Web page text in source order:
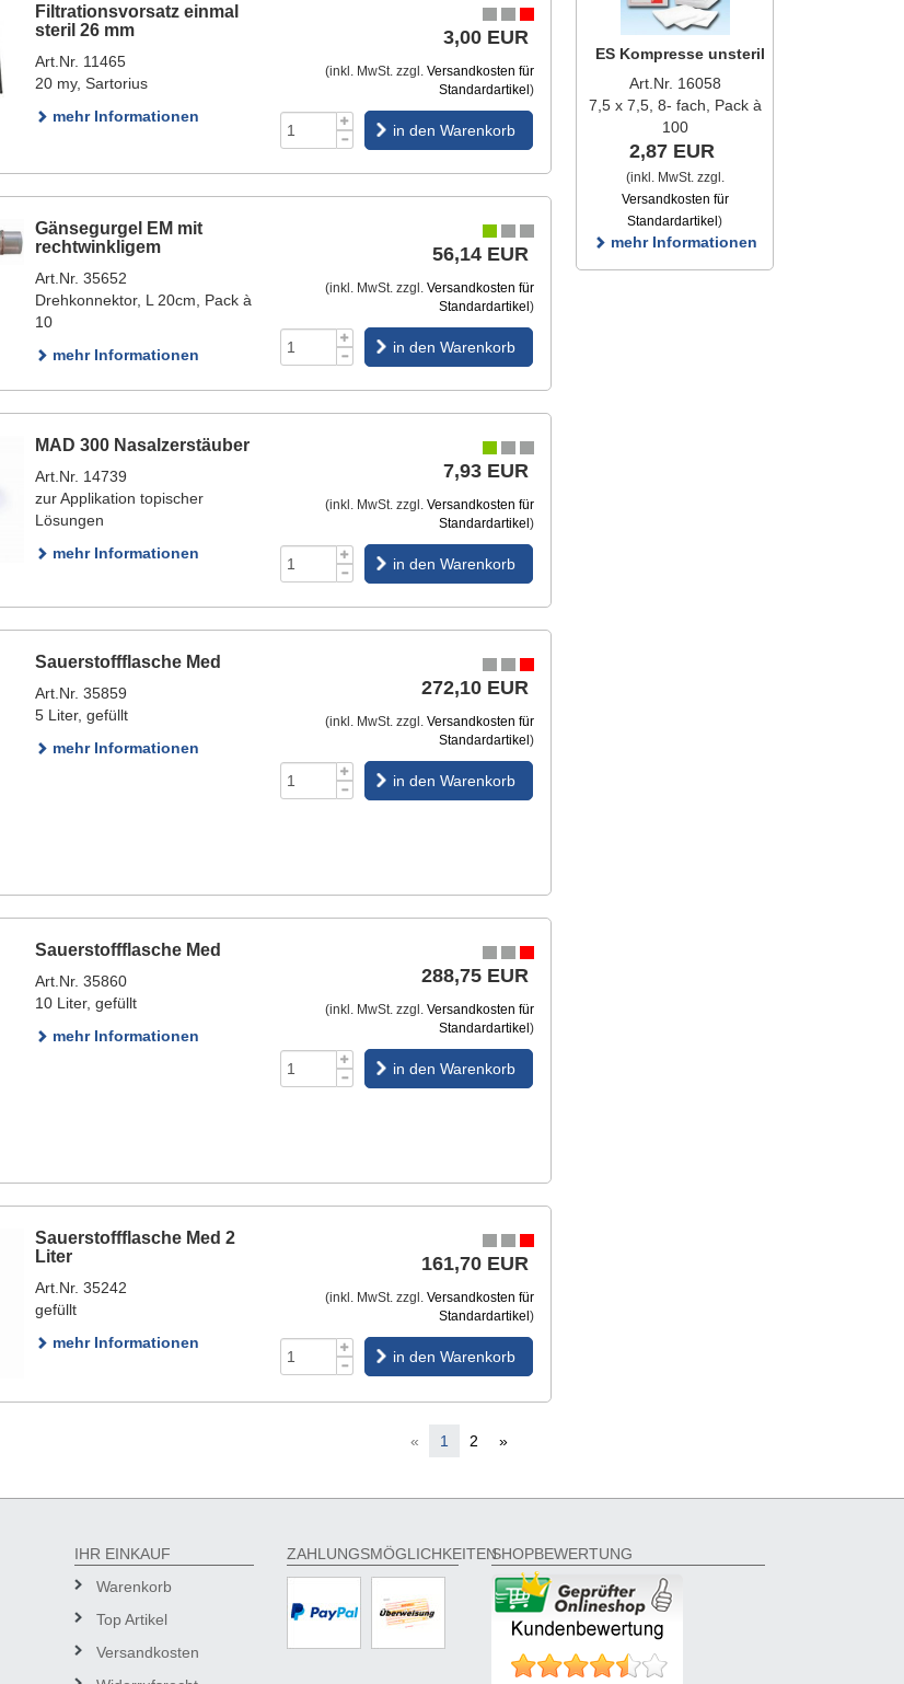
Filtrationsvorsatz einmal
steril 26 mm
Art.Nr. 11465
20 my, Sartorius
mehr Informationen
3,00 EUR
(inkl. MwSt. zzgl. Versandkosten für
Standardartikel )
in den Warenkorb
Gänsegurgel EM mit
rechtwinkligem
Art.Nr. 35652
Drehkonnektor, L 20cm, Pack à
10
mehr Informationen
56,14 EUR
(inkl. MwSt. zzgl. Versandkosten für
Standardartikel )
in den Warenkorb
MAD 300 Nasalzerstäuber
Art.Nr. 14739
zur Applikation topischer
Lösungen
mehr Informationen
7,93 EUR
(inkl. MwSt. zzgl. Versandkosten für
Standardartikel )
in den Warenkorb
Sauerstoffflasche Med
Art.Nr. 35859
5 Liter, gefüllt
mehr Informationen
272,10 EUR
(inkl. MwSt. zzgl. Versandkosten für
Standardartikel )
in den Warenkorb
Sauerstoffflasche Med
Art.Nr. 35860
10 Liter, gefüllt
mehr Informationen
288,75 EUR
(inkl. MwSt. zzgl. Versandkosten für
Standardartikel )
in den Warenkorb
Sauerstoffflasche Med 2
Liter
Art.Nr. 35242
gefüllt
mehr Informationen
161,70 EUR
(inkl. MwSt. zzgl. Versandkosten für
Standardartikel )
in den Warenkorb
« 1 2 »
ES Kompresse unsteril
Art.Nr. 16058
7,5 x 7,5, 8- fach, Pack à
100
2,87 EUR
(inkl. MwSt. zzgl.
Versandkosten für
Standardartikel )
mehr Informationen
IHR EINKAUF
Warenkorb
Top Artikel
Versandkosten
ZAHLUNGSMÖGLICHKEITENSHOPBEWERTUNG